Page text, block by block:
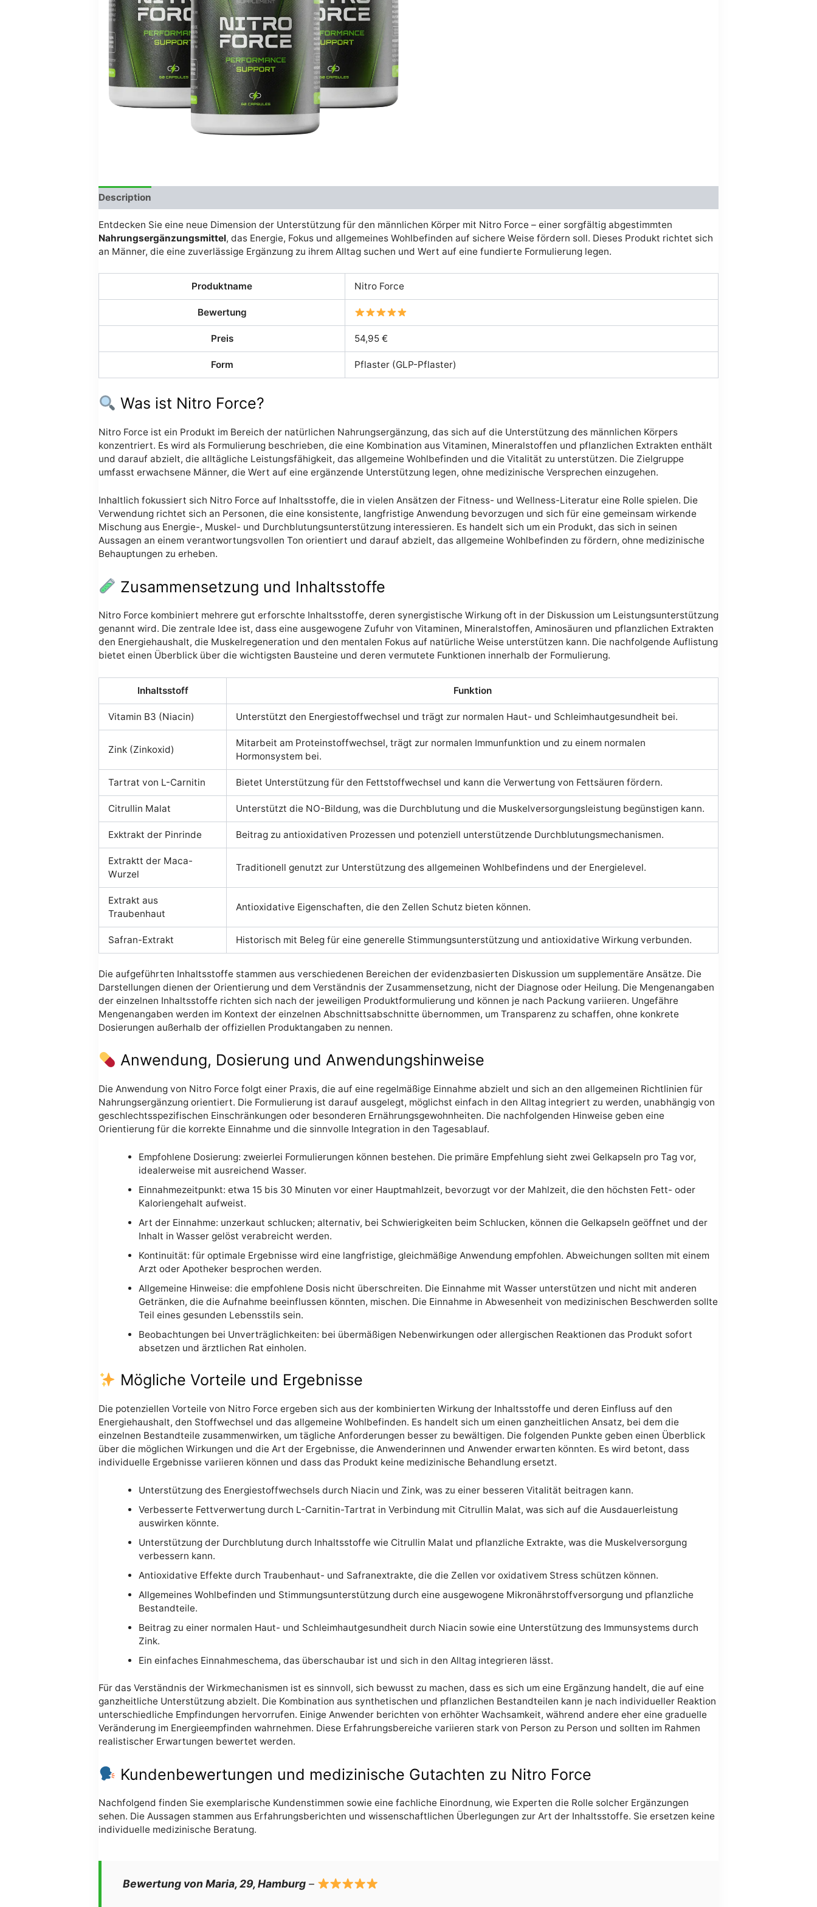
Description
Entdecken Sie eine neue Dimension der Unterstützung für den männlichen Körper mit Nitro Force – einer sorgfältig abgestimmten
Nahrungsergänzungsmittel, das Energie, Fokus und allgemeines Wohlbefinden auf sichere Weise fördern soll. Dieses Produkt richtet sich
an Männer, die eine zuverlässige Ergänzung zu ihrem Alltag suchen und Wert auf eine fundierte Formulierung legen.
Produktname Nitro Force
Bewertung
Preis 54,95 €
Form Pflaster (GLP-Pflaster)
Was ist Nitro Force?
Nitro Force ist ein Produkt im Bereich der natürlichen Nahrungsergänzung, das sich auf die Unterstützung des männlichen Körpers
konzentriert. Es wird als Formulierung beschrieben, die eine Kombination aus Vitaminen, Mineralstoffen und pflanzlichen Extrakten enthält
und darauf abzielt, die alltägliche Leistungsfähigkeit, das allgemeine Wohlbefinden und die Vitalität zu unterstützen. Die Zielgruppe
umfasst erwachsene Männer, die Wert auf eine ergänzende Unterstützung legen, ohne medizinische Versprechen einzugehen.
Inhaltlich fokussiert sich Nitro Force auf Inhaltsstoffe, die in vielen Ansätzen der Fitness- und Wellness-Literatur eine Rolle spielen. Die
Verwendung richtet sich an Personen, die eine konsistente, langfristige Anwendung bevorzugen und sich für eine gemeinsam wirkende
Mischung aus Energie-, Muskel- und Durchblutungsunterstützung interessieren. Es handelt sich um ein Produkt, das sich in seinen
Aussagen an einem verantwortungsvollen Ton orientiert und darauf abzielt, das allgemeine Wohlbefinden zu fördern, ohne medizinische
Behauptungen zu erheben.
Zusammensetzung und Inhaltsstoffe
Nitro Force kombiniert mehrere gut erforschte Inhaltsstoffe, deren synergistische Wirkung oft in der Diskussion um Leistungsunterstützung
genannt wird. Die zentrale Idee ist, dass eine ausgewogene Zufuhr von Vitaminen, Mineralstoffen, Aminosäuren und pflanzlichen Extrakten
den Energiehaushalt, die Muskelregeneration und den mentalen Fokus auf natürliche Weise unterstützen kann. Die nachfolgende Auflistung
bietet einen Überblick über die wichtigsten Bausteine und deren vermutete Funktionen innerhalb der Formulierung.
Inhaltsstoff Funktion
Vitamin B3 (Niacin) Unterstützt den Energiestoffwechsel und trägt zur normalen Haut- und Schleimhautgesundheit bei.
Zink (Zinkoxid)
Mitarbeit am Proteinstoffwechsel, trägt zur normalen Immunfunktion und zu einem normalen
Hormonsystem bei.
Tartrat von L-Carnitin Bietet Unterstützung für den Fettstoffwechsel und kann die Verwertung von Fettsäuren fördern.
Citrullin Malat Unterstützt die NO-Bildung, was die Durchblutung und die Muskelversorgungsleistung begünstigen kann.
Exktrakt der Pinrinde Beitrag zu antioxidativen Prozessen und potenziell unterstützende Durchblutungsmechanismen.
Extraktt der Maca-
Wurzel
Traditionell genutzt zur Unterstützung des allgemeinen Wohlbefindens und der Energielevel.
Extrakt aus
Traubenhaut
Antioxidative Eigenschaften, die den Zellen Schutz bieten können.
Safran-Extrakt Historisch mit Beleg für eine generelle Stimmungsunterstützung und antioxidative Wirkung verbunden.
Die aufgeführten Inhaltsstoffe stammen aus verschiedenen Bereichen der evidenzbasierten Diskussion um supplementäre Ansätze. Die
Darstellungen dienen der Orientierung und dem Verständnis der Zusammensetzung, nicht der Diagnose oder Heilung. Die Mengenangaben
der einzelnen Inhaltsstoffe richten sich nach der jeweiligen Produktformulierung und können je nach Packung variieren. Ungefähre
Mengenangaben werden im Kontext der einzelnen Abschnittsabschnitte übernommen, um Transparenz zu schaffen, ohne konkrete
Dosierungen außerhalb der offiziellen Produktangaben zu nennen.
Anwendung, Dosierung und Anwendungshinweise
Die Anwendung von Nitro Force folgt einer Praxis, die auf eine regelmäßige Einnahme abzielt und sich an den allgemeinen Richtlinien für
Nahrungsergänzung orientiert. Die Formulierung ist darauf ausgelegt, möglichst einfach in den Alltag integriert zu werden, unabhängig von
geschlechtsspezifischen Einschränkungen oder besonderen Ernährungsgewohnheiten. Die nachfolgenden Hinweise geben eine
Orientierung für die korrekte Einnahme und die sinnvolle Integration in den Tagesablauf.
Empfohlene Dosierung: zweierlei Formulierungen können bestehen. Die primäre Empfehlung sieht zwei Gelkapseln pro Tag vor,
idealerweise mit ausreichend Wasser.
Einnahmezeitpunkt: etwa 15 bis 30 Minuten vor einer Hauptmahlzeit, bevorzugt vor der Mahlzeit, die den höchsten Fett- oder
Kaloriengehalt aufweist.
Art der Einnahme: unzerkaut schlucken; alternativ, bei Schwierigkeiten beim Schlucken, können die Gelkapseln geöffnet und der
Inhalt in Wasser gelöst verabreicht werden.
Kontinuität: für optimale Ergebnisse wird eine langfristige, gleichmäßige Anwendung empfohlen. Abweichungen sollten mit einem
Arzt oder Apotheker besprochen werden.
Allgemeine Hinweise: die empfohlene Dosis nicht überschreiten. Die Einnahme mit Wasser unterstützen und nicht mit anderen
Getränken, die die Aufnahme beeinflussen könnten, mischen. Die Einnahme in Abwesenheit von medizinischen Beschwerden sollte
Teil eines gesunden Lebensstils sein.
Beobachtungen bei Unverträglichkeiten: bei übermäßigen Nebenwirkungen oder allergischen Reaktionen das Produkt sofort
absetzen und ärztlichen Rat einholen.
Mögliche Vorteile und Ergebnisse
Die potenziellen Vorteile von Nitro Force ergeben sich aus der kombinierten Wirkung der Inhaltsstoffe und deren Einfluss auf den
Energiehaushalt, den Stoffwechsel und das allgemeine Wohlbefinden. Es handelt sich um einen ganzheitlichen Ansatz, bei dem die
einzelnen Bestandteile zusammenwirken, um tägliche Anforderungen besser zu bewältigen. Die folgenden Punkte geben einen Überblick
über die möglichen Wirkungen und die Art der Ergebnisse, die Anwenderinnen und Anwender erwarten könnten. Es wird betont, dass
individuelle Ergebnisse variieren können und dass das Produkt keine medizinische Behandlung ersetzt.
Unterstützung des Energiestoffwechsels durch Niacin und Zink, was zu einer besseren Vitalität beitragen kann.
Verbesserte Fettverwertung durch L-Carnitin-Tartrat in Verbindung mit Citrullin Malat, was sich auf die Ausdauerleistung
auswirken könnte.
Unterstützung der Durchblutung durch Inhaltsstoffe wie Citrullin Malat und pflanzliche Extrakte, was die Muskelversorgung
verbessern kann.
Antioxidative Effekte durch Traubenhaut- und Safranextrakte, die die Zellen vor oxidativem Stress schützen können.
Allgemeines Wohlbefinden und Stimmungsunterstützung durch eine ausgewogene Mikronährstoffversorgung und pflanzliche
Bestandteile.
Beitrag zu einer normalen Haut- und Schleimhautgesundheit durch Niacin sowie eine Unterstützung des Immunsystems durch
Zink.
Ein einfaches Einnahmeschema, das überschaubar ist und sich in den Alltag integrieren lässt.
Für das Verständnis der Wirkmechanismen ist es sinnvoll, sich bewusst zu machen, dass es sich um eine Ergänzung handelt, die auf eine
ganzheitliche Unterstützung abzielt. Die Kombination aus synthetischen und pflanzlichen Bestandteilen kann je nach individueller Reaktion
unterschiedliche Empfindungen hervorrufen. Einige Anwender berichten von erhöhter Wachsamkeit, während andere eher eine graduelle
Veränderung im Energieempfinden wahrnehmen. Diese Erfahrungsbereiche variieren stark von Person zu Person und sollten im Rahmen
realistischer Erwartungen bewertet werden.
Kundenbewertungen und medizinische Gutachten zu Nitro Force
Nachfolgend finden Sie exemplarische Kundenstimmen sowie eine fachliche Einordnung, wie Experten die Rolle solcher Ergänzungen
sehen. Die Aussagen stammen aus Erfahrungsberichten und wissenschaftlichen Überlegungen zur Art der Inhaltsstoffe. Sie ersetzen keine
individuelle medizinische Beratung.
Bewertung von Maria, 29, Hamburg –